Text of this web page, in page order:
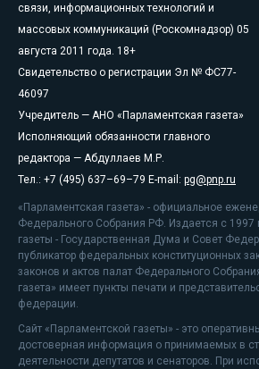
связи, информационных технологий и
массовых коммуникаций (Роскомнадзор) 05
августа 2011 года. 18+
Свидетельство о регистрации Эл № ФС77-
46097
Учредитель — АНО «Парламентская газета»
Исполняющий обязанности главного
редактора — Абдуллаев М.Р.
Тел.: +7 (495) 637–69–79 E-mail: pg@pnp.ru
«Парламентская газета» - официальное
Федерального Собрания РФ. Издается с 1997
газеты - Государственная Дума и Совет
публикатор федеральных конституционных
законов и актов палат Федерального
газета» имеет пункты печати и
федерации.
Сайт «Парламентской газеты» - это
достоверная информация о принимаемых в
деятельности депутатов и сенаторов. При